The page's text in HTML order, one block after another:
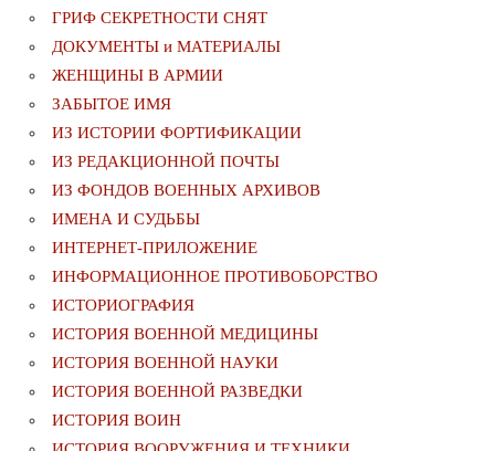
ГРИФ СЕКРЕТНОСТИ СНЯТ
ДОКУМЕНТЫ и МАТЕРИАЛЫ
ЖЕНЩИНЫ В АРМИИ
ЗАБЫТОЕ ИМЯ
ИЗ ИСТОРИИ ФОРТИФИКАЦИИ
ИЗ РЕДАКЦИОННОЙ ПОЧТЫ
ИЗ ФОНДОВ ВОЕННЫХ АРХИВОВ
ИМЕНА И СУДЬБЫ
ИНТЕРНЕТ-ПРИЛОЖЕНИЕ
ИНФОРМАЦИОННОЕ ПРОТИВОБОРСТВО
ИСТОРИОГРАФИЯ
ИСТОРИЯ ВОЕННОЙ МЕДИЦИНЫ
ИСТОРИЯ ВОЕННОЙ НАУКИ
ИСТОРИЯ ВОЕННОЙ РАЗВЕДКИ
ИСТОРИЯ ВОИН